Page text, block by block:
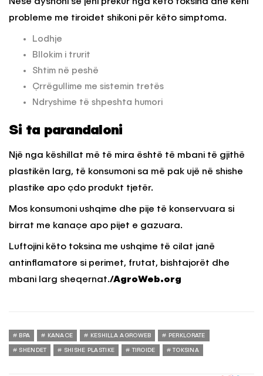
probleme me tiroidet shikoni për këto simptoma.
Lodhje
Bllokim i trurit
Shtim në peshë
Çrrëgullime me sistemin tretës
Ndryshime të shpeshta humori
Si ta parandaloni
Një nga këshillat më të mira është të mbani të gjithë
plastikën larg, të konsumoni sa më pak ujë në shishe
plastike apo çdo produkt tjetër.
Mos konsumoni ushqime dhe pije të konservuara si
birrat me kanaçe apo pijet e gazuara.
Luftojini këto toksina me ushqime të cilat janë
antinflamatore si perimet, frutat, bishtajorët dhe
mbani larg sheqernat./AgroWeb.org
BPA KANACE KESHILLA AGROWEB PERKLORATE
SHENDET SHISHE PLASTIKE TIROIDE TOKSINA